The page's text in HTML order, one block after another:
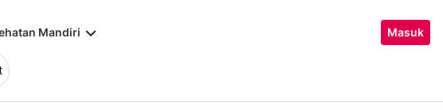
Mandiri keyboard_arrow_down Masuk